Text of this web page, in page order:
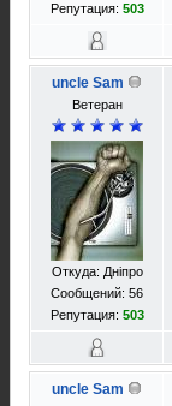
Репутация: 503
uncle Sam
Ветеран
Откуда: Днiпро
Сообщений: 56
Репутация: 503
uncle Sam